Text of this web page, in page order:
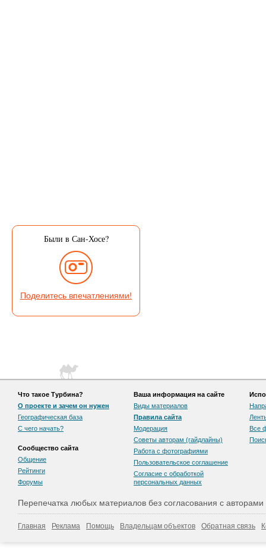
Были в Сан-Хосе?
Поделитесь впечатлениями!
Что такое Турбина?
О проекте и зачем он нужен
Географическая база
С чего начать?
Сообщество сайта
Общение
Рейтинги
Форумы
Ваша информация на сайте
Виды материалов
Правила сайта
Модерация
Советы авторам (гайдлайны)
Работа с фотографиями
Пользовательскоe соглашение
Согласие с обработкой
персональных данных
Все
Перепечатка любых материалов без согласования с
Главная Реклама Помощь Владельцам объектов Обратная связь